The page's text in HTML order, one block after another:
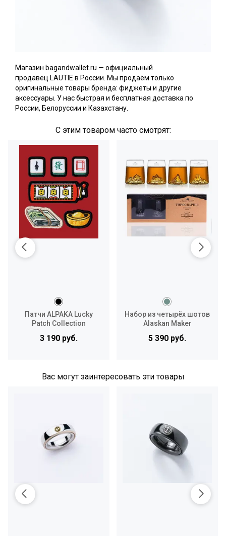
Магазин bagandwallet.ru — официальный
продавец LAUTIE в России. Мы продаём только
оригинальные товары бренда: фиджеты и другие
аксессуары. У нас быстрая и бесплатная доставка по
России, Белоруссии и Казахстану.
С этим товаром часто смотрят:
Патчи ALPAKA Lucky
Patch Collection
3 190 руб.
Набор из четырёх шотов
Alaskan Maker
5 390 руб.
Вас могут заинтересовать эти товары